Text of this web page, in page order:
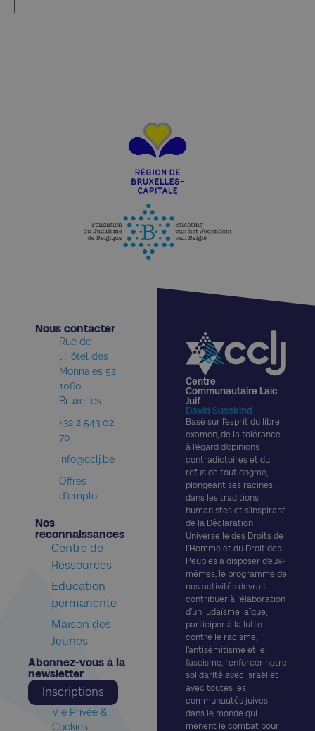
Centre
Communautaire Laïc
Juif
David Susskind
Basé sur l’esprit du libre
examen, de la tolérance
à l’égard d’opinions
contradictoires et du
refus de tout dogme,
plongeant ses racines
dans les traditions
humanistes et s’inspirant
de la Déclaration
Universelle des Droits de
l’Homme et du Droit des
Peuples à disposer d’eux-
mêmes, le programme de
nos activités devrait
contribuer à l’élaboration
d’un judaïsme laïque,
participer à la lutte
contre le racisme,
l’antisémitisme et le
fascisme, renforcer notre
solidarité avec Israël et
avec toutes les
communautés juives
dans le monde qui
mènent le combat pour
Nous contacter​
Rue de
l'Hôtel des
Monnaies 52
1060
Bruxelles
+32 2 543 02
70
info@cclj.be
Offres
d'emploi
Nos
reconnaissances​
Centre de
Ressources
Education
permanente
Maison des
Jeunes
Abonnez-vous à la
newsletter​
Inscriptions
Vie Privée &
Cookies